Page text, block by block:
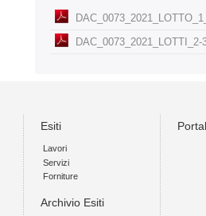
Esiti
Lavori
Servizi
Forniture
Archivio Esiti